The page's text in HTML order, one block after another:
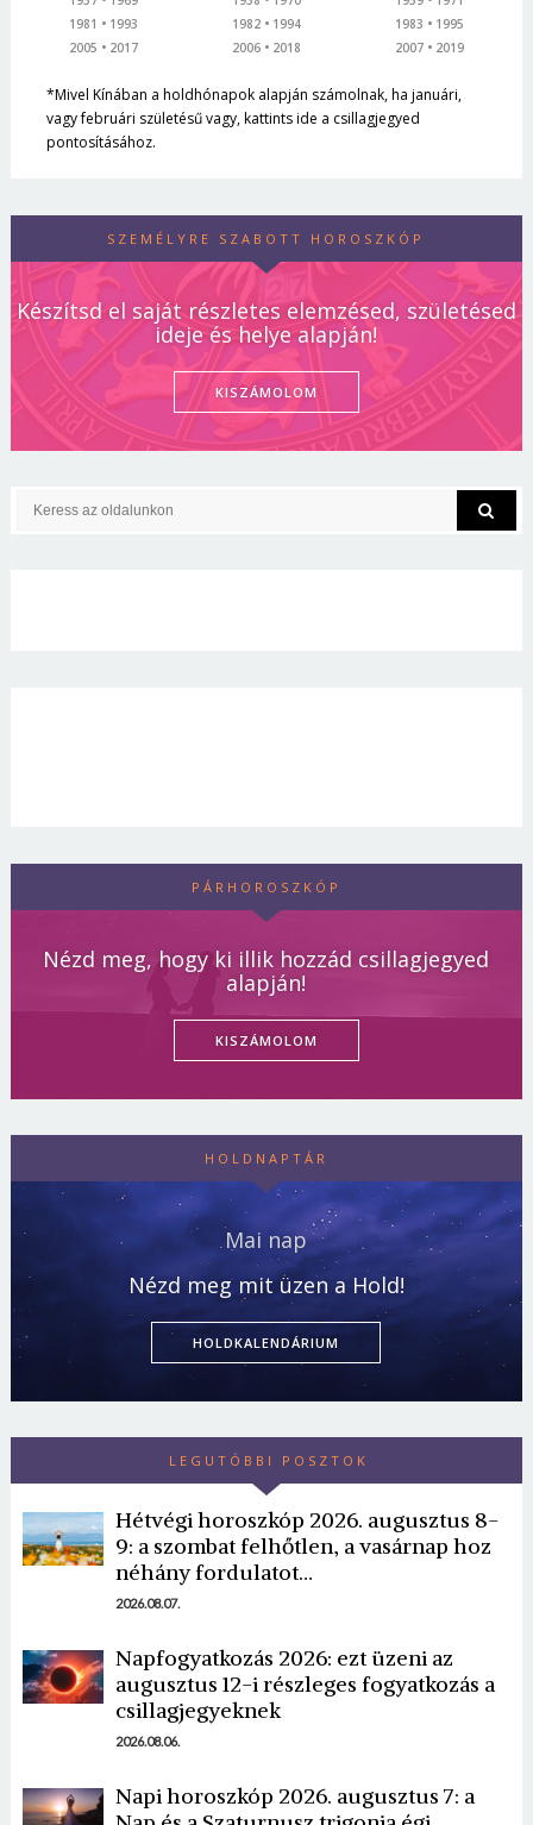
1981
1993
2005
2017
1982
1994
2006
2018
1983
1995
2007
2019
*Mivel Kínában a holdhónapok alapján számolnak, ha januári,
vagy februári születésű vagy, kattints ide a csillagjegyed
pontosításához.
SZEMÉLYRE SZABOTT HOROSZKÓP
Készítsd el saját részletes elemzésed, születésed
ideje és helye alapján!
KISZÁMOLOM
PÁRHOROSZKÓP
Nézd meg, hogy ki illik hozzád csillagjegyed
alapján!
KISZÁMOLOM
HOLDNAPTÁR
Mai nap
Nézd meg mit üzen a Hold!
HOLDKALENDÁRIUM
LEGUTÓBBI POSZTOK
Hétvégi horoszkóp 2026. augusztus 8-
9: a szombat felhőtlen, a vasárnap hoz
néhány fordulatot…
2026.08.07.
Napfogyatkozás 2026: ezt üzeni az
augusztus 12-i részleges fogyatkozás a
csillagjegyeknek
2026.08.06.
Napi horoszkóp 2026. augusztus 7: a